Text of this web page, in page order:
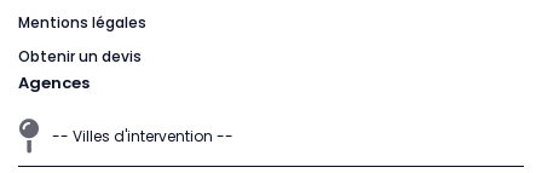
Mentions légales
Obtenir un devis
Agences